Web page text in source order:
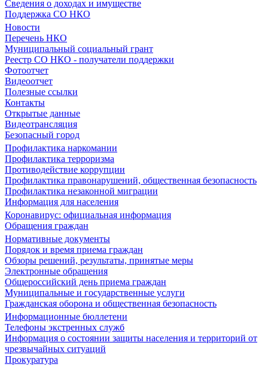
Сведения о доходах и имуществе
Поддержка СО НКО
Новости
Перечень НКО
Муниципальный социальный грант
Реестр СО НКО - получатели поддержки
Фотоотчет
Видеоотчет
Полезные ссылки
Контакты
Открытые данные
Видеотрансляция
Безопасный город
Профилактика наркомании
Профилактика терроризма
Противодействие коррупции
Профилактика правонарушений, общественная безопасность
Профилактика незаконной миграции
Информация для населения
Коронавирус: официальная информация
Обращения граждан
Нормативные документы
Порядок и время приема граждан
Обзоры решений, результаты, принятые меры
Электронные обращения
Общероссийский день приема граждан
Муниципальные и государственные услуги
Гражданская оборона и общественная безопасность
Информационные бюллетени
Телефоны экстренных служб
Информация о состоянии защиты населения и территорий от
чрезвычайных ситуаций
Прокуратура